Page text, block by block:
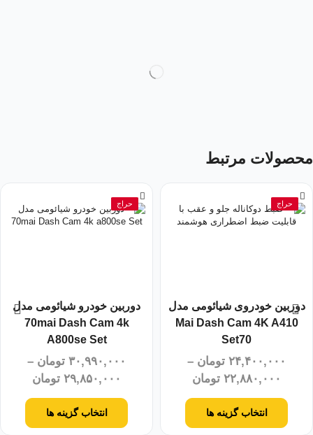
محصولات مرتبط
حراج
دوربین خودروی شیائومی مدل
Mai Dash Cam 4K A410
Set70
۲۴,۴۰۰,۰۰۰ تومان –
۲۲,۸۸۰,۰۰۰ تومان
انتخاب گزینه ها
حراج
دوربین خودرو شیائومی مدل
70mai Dash Cam 4k
A800se Set
۳۰,۹۹۰,۰۰۰ تومان –
۲۹,۸۵۰,۰۰۰ تومان
انتخاب گزینه ها